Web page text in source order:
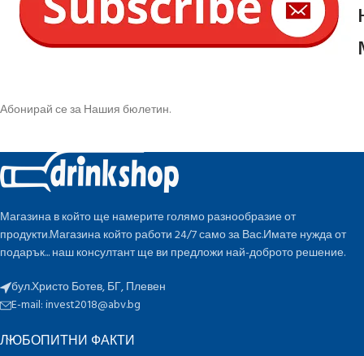
Абонирай се за Нашия бюлетин.
Магазина в който ще намерите голямо разнообразие от
продукти.Магазина който работи 24/7 само за Вас.Имате нужда от
подарък... наш консултант ще ви предложи най-доброто решение.
бул.Христо Ботев, БГ, Плевен
E-mail:invest2018@abv.bg
ЛЮБОПИТНИ ФАКТИ